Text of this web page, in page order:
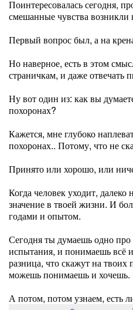
Поинтересовалась сегодня,
смешанные чувства возникли
Первый вопрос был, а на
Но наверное, есть в этом
страничкам, и даже отвечать
Ну вот один из: как вы
похоронах?
Кажется, мне глубоко
похоронах.. Потому, что не
Принято или хорошо, или
Когда человек уходит, далеко
значение в твоей жизни. И
годами и опытом.
Сегодня ты думаешь одно
испытания, и понимаешь всё
разница, что скажут на
можешь понимаешь и хочешь.
А потом, потом узнаем, есть